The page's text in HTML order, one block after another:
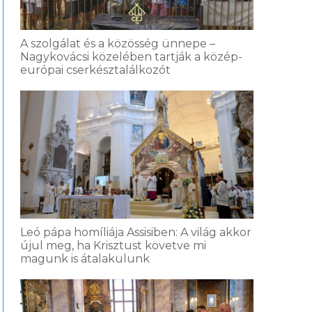
A szolgálat és a közösség ünnepe –
Nagykovácsi közelében tartják a közép-
európai cserkésztalálkozót
Leó pápa homíliája Assisiben: A világ akkor
újul meg, ha Krisztust követve mi
magunk is átalakulunk